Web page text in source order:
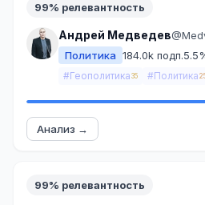
99% релевантность
Андрей Медведев
Политика 184.0k подп.
#Геополитика 35 #Политика
Анализ →
99% релевантность